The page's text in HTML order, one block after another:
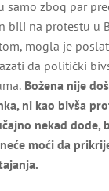
zbog par
bili na protestu u
mogla je
da politički
Božena nije
ni kao bivša
nekad dođe,
moći da